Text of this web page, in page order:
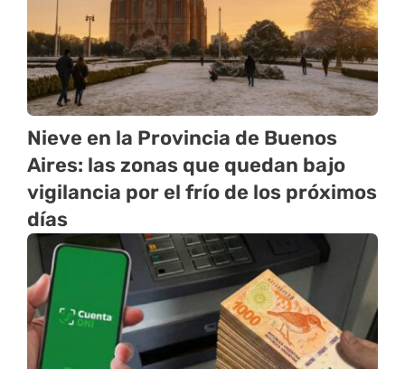
Nieve en la Provincia de Buenos
Aires: las zonas que quedan bajo
vigilancia por el frío de los próximos
días